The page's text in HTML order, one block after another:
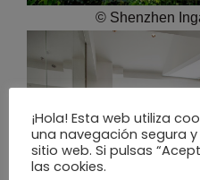
© Shenzhen
¡Hola! Esta web utiliza
una navegación segura
sitio web. Si pulsas
las cookies.